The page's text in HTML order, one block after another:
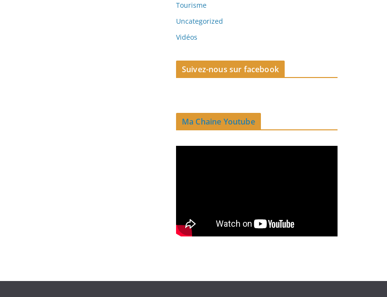
Tourisme
Uncategorized
Vidéos
Suivez-nous sur facebook
Ma Chaine Youtube